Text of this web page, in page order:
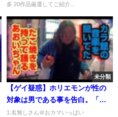
多 20作品厳選してご紹介...
未分類
【ゲイ疑惑】ホリエモンが性の
対象は男である事を告白。「こ
の棒で男を支配している感覚が
1:名無しさん＠おカマいっぱい